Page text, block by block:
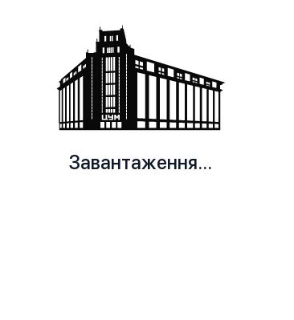
Завантаження...